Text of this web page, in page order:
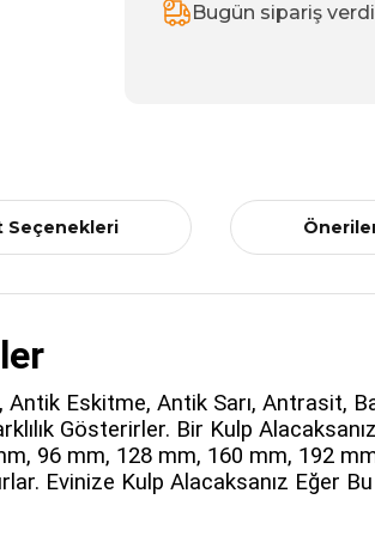
Bugün sipariş
Seçenekleri
Antik Eskitme, Antik Sarı, Antrasit,
Gösterirler. Bir Kulp
96 mm, 128 mm, 160 mm, 192
Evinize Kulp Alacaksanız Eğer